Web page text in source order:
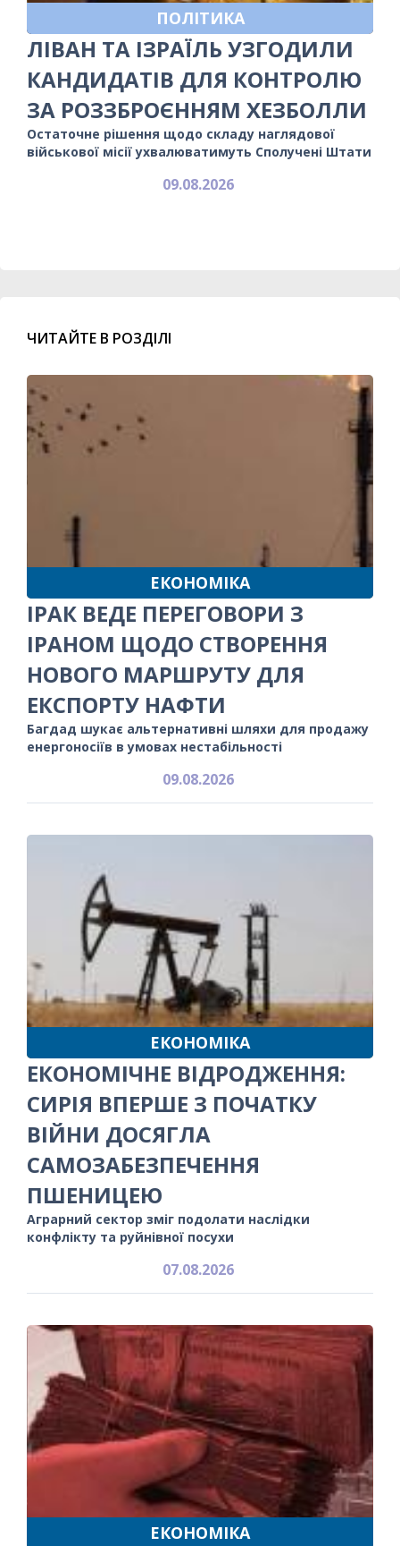
ПОЛІТИКА
ЛІВАН ТА ІЗРАЇЛЬ УЗГОДИЛИ
КАНДИДАТІВ ДЛЯ КОНТРОЛЮ
ЗА РОЗЗБРОЄННЯМ ХЕЗБОЛЛИ
Остаточне рішення щодо складу наглядової
військової місії ухвалюватимуть Сполучені Штати
09.08.2026
ЧИТАЙТЕ В РОЗДІЛІ
ЕКОНОМІКА
ІРАК ВЕДЕ ПЕРЕГОВОРИ З
ІРАНОМ ЩОДО СТВОРЕННЯ
НОВОГО МАРШРУТУ ДЛЯ
ЕКСПОРТУ НАФТИ
Багдад шукає альтернативні шляхи для продажу
енергоносіїв в умовах нестабільності
09.08.2026
ЕКОНОМІКА
ЕКОНОМІЧНЕ ВІДРОДЖЕННЯ:
СИРІЯ ВПЕРШЕ З ПОЧАТКУ
ВІЙНИ ДОСЯГЛА
САМОЗАБЕЗПЕЧЕННЯ
ПШЕНИЦЕЮ
Аграрний сектор зміг подолати наслідки
конфлікту та руйнівної посухи
07.08.2026
ЕКОНОМІКА